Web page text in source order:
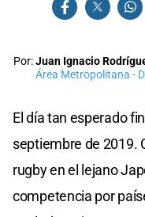
Por:Juan Ignacio
Área Metropolitana -
El día tan esperado
septiembre de 2019.
rugby en el lejano
competencia por